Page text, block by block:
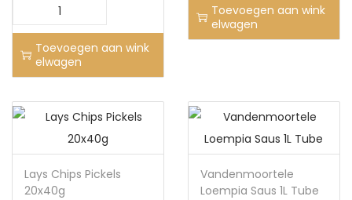
Toevoegen aan wink
elwagen
Toevoegen aan wink
elwagen
Lays Chips Pickels
20x40g
Vandenmoortele
Loempia Saus 1L Tube